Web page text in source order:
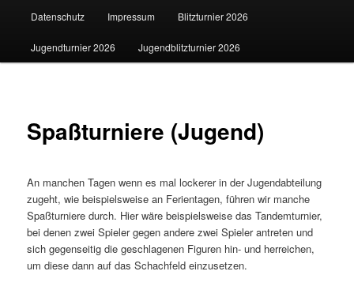
Datenschutz Impressum Blitzturnier 2026
Jugendturnier 2026 Jugendblitzturnier 2026
Spaßturniere (Jugend)
An manchen Tagen wenn es mal lockerer in der Jugendabteilung
zugeht, wie beispielsweise an Ferientagen, führen wir manche
Spaßturniere durch. Hier wäre beispielsweise das Tandemturnier,
bei denen zwei Spieler gegen andere zwei Spieler antreten und
sich gegenseitig die geschlagenen Figuren hin- und herreichen,
um diese dann auf das Schachfeld einzusetzen.